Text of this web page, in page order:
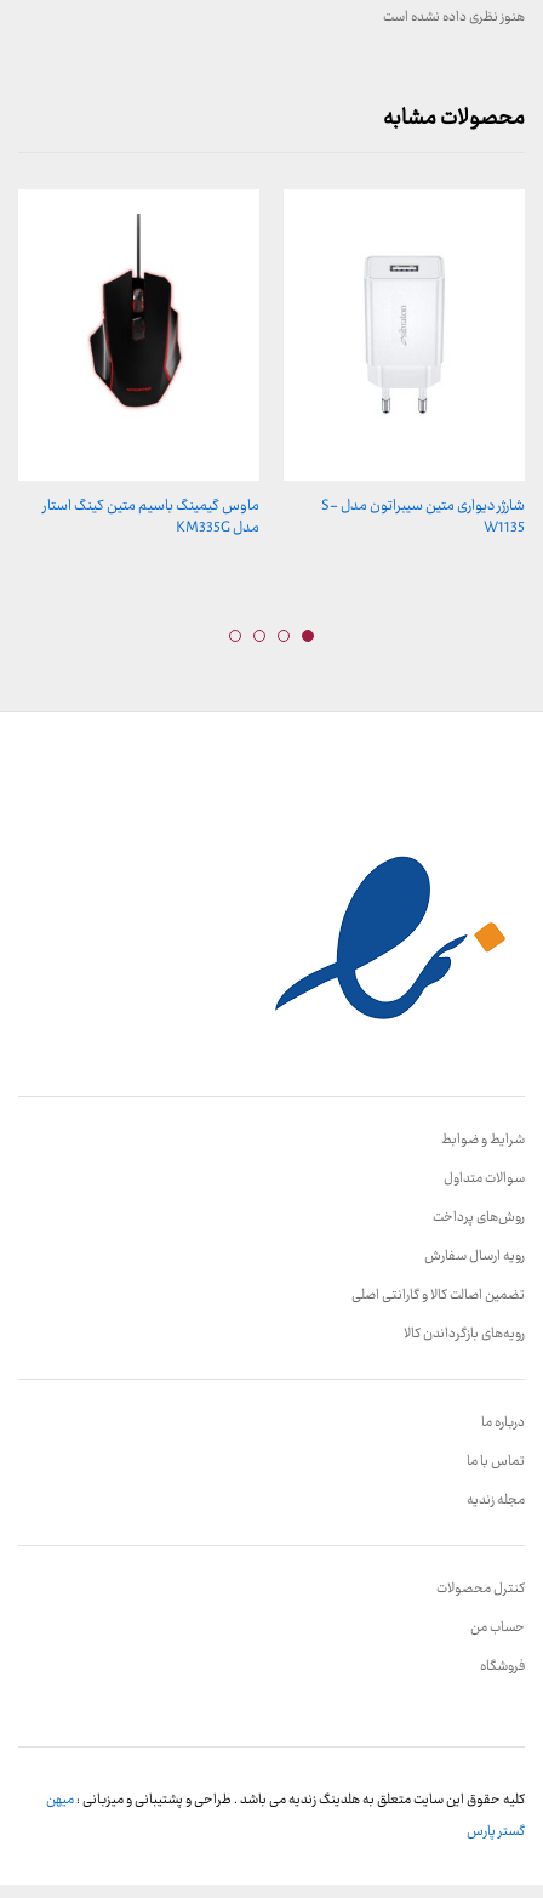
هنوز نظری داده نشده است
محصولات مشابه
شارژر دیواری متین سیبراتون مدل S-
W1135
ماوس گیمینگ باسیم متین کینگ استار
مدل KM335G
شرایط و ضوابط
سوالات متداول
روش‌های پرداخت
رویه ارسال سفارش
تضمین اصالت کالا و گارانتی اصلی
رویه‌های بازگرداندن کالا
درباره ما
تماس با ما
مجله زندیه
کنترل محصولات
حساب من
فروشگاه
کلیه حقوق این سایت متعلق به هلدینگ زندیه می باشد . طراحی و پشتیبانی و میزبانی :میهن
گستر پارس